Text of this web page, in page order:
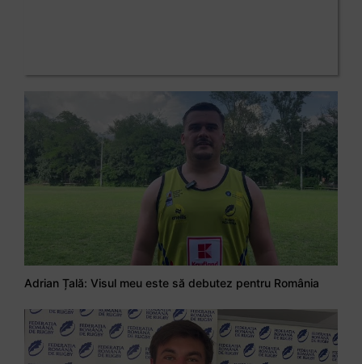
Adrian Țală: Visul meu este să debutez pentru România